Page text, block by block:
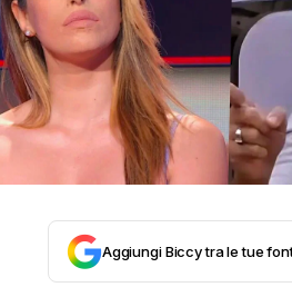
Aggiungi Biccy tra le tue